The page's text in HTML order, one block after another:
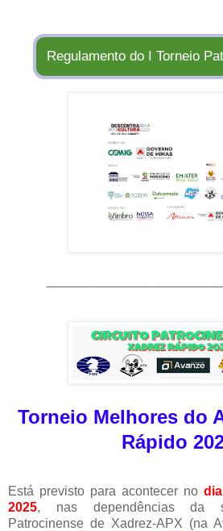
Regulamento do I Torneio
Torneio Melhores do
Rápido
Está previsto para acontecer no
2025, nas dependências da
Patrocinense de Xadrez-APX (na